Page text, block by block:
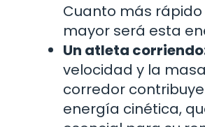
Cuanto más rápido
mayor será esta
Un atleta
velocidad y la
corredor
energía cinética,